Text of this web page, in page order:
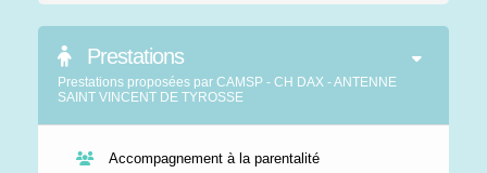
Prestations
Prestations proposées par CAMSP - CH DAX - ANTENNE
SAINT VINCENT DE TYROSSE
Accompagnement à la parentalité